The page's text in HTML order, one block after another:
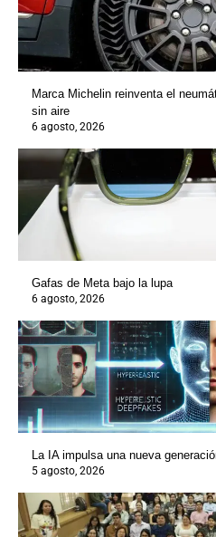
Marca Michelin reinventa el
sin aire
6 agosto, 2026
Gafas de Meta bajo la lupa
6 agosto, 2026
La IA impulsa una nueva
5 agosto, 2026